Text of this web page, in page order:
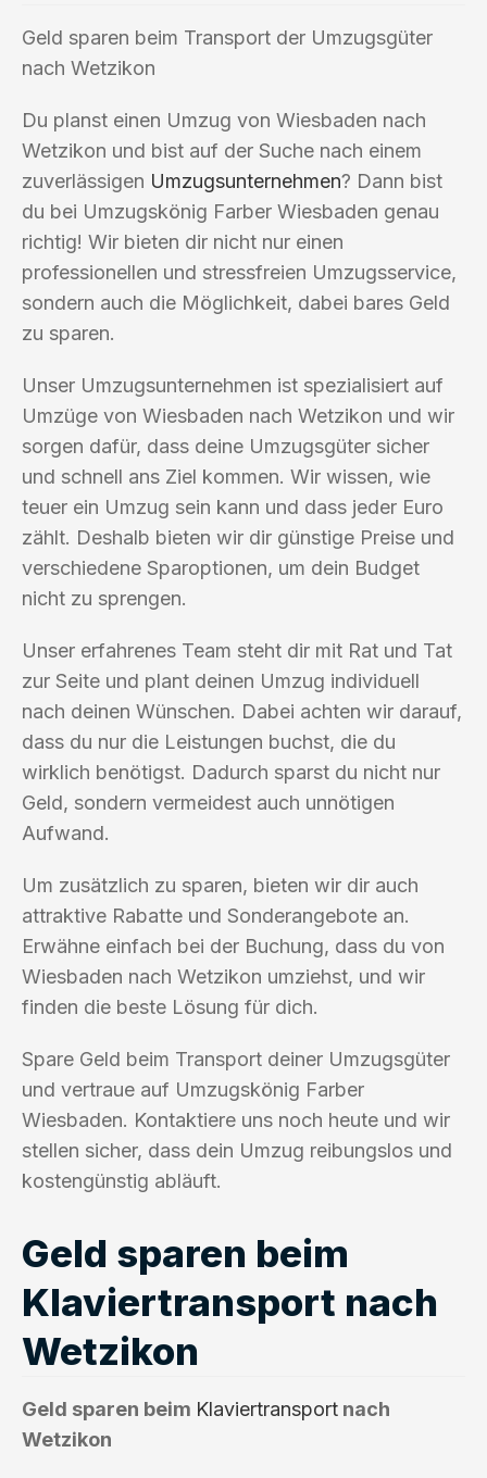
Geld sparen beim Transport der Umzugsgüter
nach Wetzikon
Du planst einen Umzug von Wiesbaden nach
Wetzikon und bist auf der Suche nach einem
zuverlässigen Umzugsunternehmen? Dann bist
du bei Umzugskönig Farber Wiesbaden genau
richtig! Wir bieten dir nicht nur einen
professionellen und stressfreien Umzugsservice,
sondern auch die Möglichkeit, dabei bares Geld
zu sparen.
Unser Umzugsunternehmen ist spezialisiert auf
Umzüge von Wiesbaden nach Wetzikon und wir
sorgen dafür, dass deine Umzugsgüter sicher
und schnell ans Ziel kommen. Wir wissen, wie
teuer ein Umzug sein kann und dass jeder Euro
zählt. Deshalb bieten wir dir günstige Preise und
verschiedene Sparoptionen, um dein Budget
nicht zu sprengen.
Unser erfahrenes Team steht dir mit Rat und Tat
zur Seite und plant deinen Umzug individuell
nach deinen Wünschen. Dabei achten wir darauf,
dass du nur die Leistungen buchst, die du
wirklich benötigst. Dadurch sparst du nicht nur
Geld, sondern vermeidest auch unnötigen
Aufwand.
Um zusätzlich zu sparen, bieten wir dir auch
attraktive Rabatte und Sonderangebote an.
Erwähne einfach bei der Buchung, dass du von
Wiesbaden nach Wetzikon umziehst, und wir
finden die beste Lösung für dich.
Spare Geld beim Transport deiner Umzugsgüter
und vertraue auf Umzugskönig Farber
Wiesbaden. Kontaktiere uns noch heute und wir
stellen sicher, dass dein Umzug reibungslos und
kostengünstig abläuft.
Geld sparen beim
Klaviertransport nach
Wetzikon
Geld sparen beim Klaviertransport nach
Wetzikon